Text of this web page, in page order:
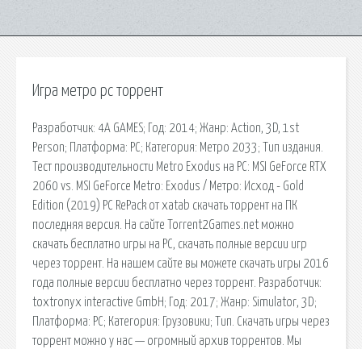
Игра метро pc торрент
Разработчик: 4A GAMES; Год: 2014; Жанр: Action, 3D, 1st
Person; Платформа: PC; Категория: Метро 2033; Тип издания.
Тест производительности Metro Exodus на PC: MSI GeForce RTX
2060 vs. MSI GeForce Metro: Exodus / Метро: Исход - Gold
Edition (2019) PC RePack от xatab скачать торрент на ПК
последняя версия. На сайте Torrent2Games.net можно
скачать бесплатно игры на PC, скачать полные версии игр
через торрент. На нашем сайте вы можете скачать игры 2016
года полные версии бесплатно через торрент. Разработчик:
toxtronyx interactive GmbH; Год: 2017; Жанр: Simulator, 3D;
Платформа: PC; Категория: Грузовики; Тип. Скачать игры через
торрент можно у нас — огромный архив торрентов. Мы